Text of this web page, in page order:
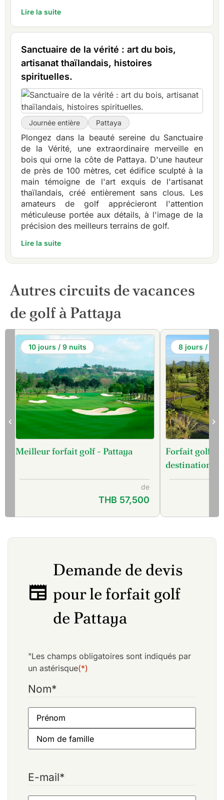
Lire la suite
Sanctuaire de la vérité : art du bois,
artisanat thaïlandais, histoires
spirituelles.
Journée entière Pattaya
Plongez dans la beauté sereine du Sanctuaire
de la Vérité, une extraordinaire merveille en
bois qui orne la côte de Pattaya. D'une hauteur
de près de 100 mètres, cet édifice sculpté à la
main témoigne de l'art exquis de l'artisanat
thaïlandais, créé entièrement sans clous. Les
amateurs de golf apprécieront l'attention
méticuleuse portée aux détails, à l'image de la
précision des meilleurs terrains de golf.
Lire la suite
Autres circuits de vacances
de golf à Pattaya
10 jours / 9 nuits
Meilleur forfait golf - Pattaya
de
THB 57,500
8 jours / 7
Forfait golf
destinations)
Demande de devis
pour le forfait golf
de Pattaya
"Les champs obligatoires sont indiqués par
un astérisque(*)
Nom*
E-mail*